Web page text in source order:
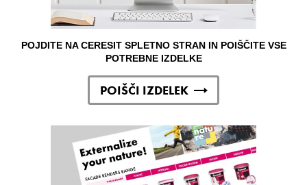
POJDITE NA CERESIT SPLETNO STRAN IN POIŠČITE VSE
POTREBNE IZDELKE
POIŠČI IZDELEK